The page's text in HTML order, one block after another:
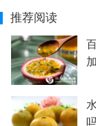
推荐阅读